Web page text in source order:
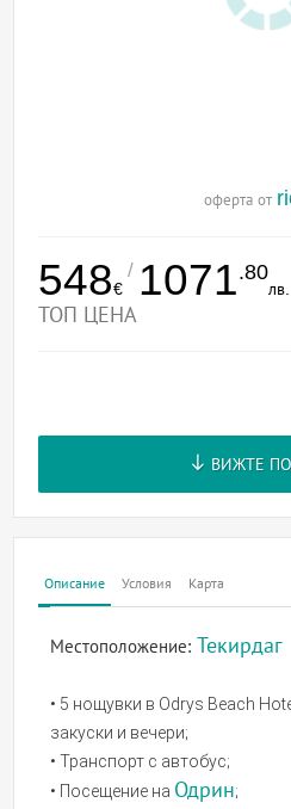
оферта от
548€
/ 1071.80
лв.
ТОП ЦЕНА
ВИЖТЕ
Описание Условия Карта
Местоположение: Текирдаг
• 5 нощувки в Odrys Beach
закуски и вечери;
• Транспорт с автобус;
• Посещение на Одрин;